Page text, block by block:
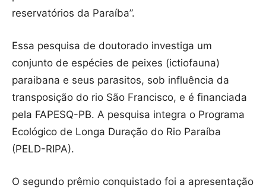
reservatórios da Paraíba”.
Essa pesquisa de doutorado investiga um
conjunto de espécies de peixes (ictiofauna)
paraibana e seus parasitos, sob influência da
transposição do rio São Francisco, e é financiada
pela FAPESQ-PB. A pesquisa integra o Programa
Ecológico de Longa Duração do Rio Paraíba
(PELD-RIPA).
O segundo prêmio conquistado foi a apresentação